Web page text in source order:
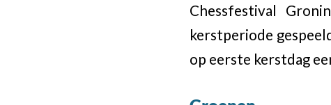
Chessfestival
kerstperiode
op eerste kerstdag